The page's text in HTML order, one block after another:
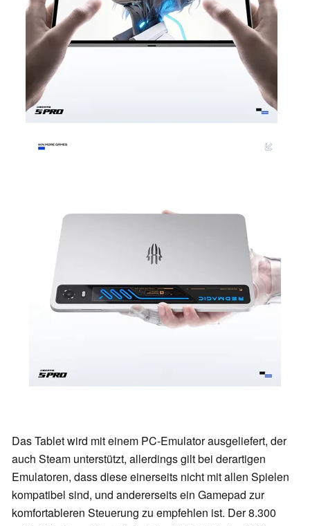
Das Tablet wird mit einem PC-Emulator ausgeliefert, der
auch Steam unterstützt, allerdings gilt bei derartigen
Emulatoren, dass diese einerseits nicht mit allen Spielen
kompatibel sind, und andererseits ein Gamepad zur
komfortableren Steuerung zu empfehlen ist. Der 8.300